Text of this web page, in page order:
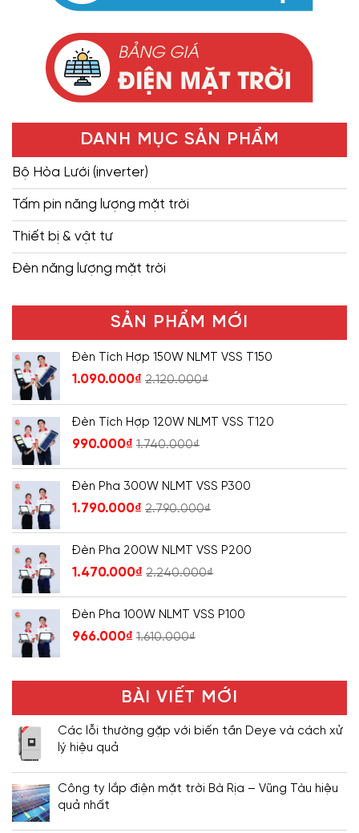
DANH MỤC SẢN PHẨM
Bộ Hòa Lưới (inverter)
Tấm pin năng lượng mặt trời
Thiết bị & vật tư
Đèn năng lượng mặt trời
SẢN PHẨM MỚI
Đèn Tích Hợp 150W NLMT VSS T150
1.090.000₫ 2.120.000₫
Đèn Tích Hợp 120W NLMT VSS T120
990.000₫ 1.740.000₫
Đèn Pha 300W NLMT VSS P300
1.790.000₫ 2.790.000₫
Đèn Pha 200W NLMT VSS P200
1.470.000₫ 2.240.000₫
Đèn Pha 100W NLMT VSS P100
966.000₫ 1.610.000₫
BÀI VIẾT MỚI
Các lỗi thường gặp với biến tần Deye và cách xử
lý hiệu quả
Công ty lắp điện mặt trời Bà Rịa – Vũng Tàu hiệu
quả nhất